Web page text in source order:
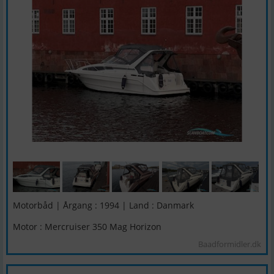
Motorbåd | Årgang : 1994 | Land : Danmark
Motor : Mercruiser 350 Mag Horizon
Baadformidler.dk